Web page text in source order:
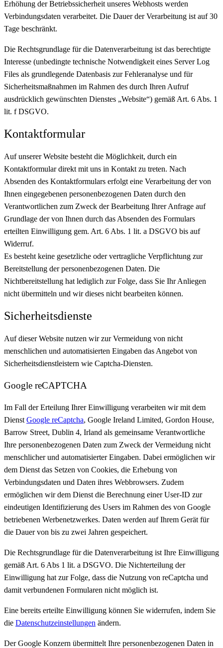
Erhöhung der Betriebssicherheit unseres Webhosts werden
Verbindungsdaten verarbeitet. Die Dauer der Verarbeitung ist auf 30
Tage beschränkt.
Die Rechtsgrundlage für die Datenverarbeitung ist das berechtigte
Interesse (unbedingte technische Notwendigkeit eines Server Log
Files als grundlegende Datenbasis zur Fehleranalyse und für
Sicherheitsmaßnahmen im Rahmen des durch Ihren Aufruf
ausdrücklich gewünschten Dienstes „Website“) gemäß Art. 6 Abs. 1
lit. f DSGVO.
Kontaktformular
Auf unserer Website besteht die Möglichkeit, durch ein
Kontaktformular direkt mit uns in Kontakt zu treten. Nach
Absenden des Kontaktformulars erfolgt eine Verarbeitung der von
Ihnen eingegebenen personenbezogenen Daten durch den
Verantwortlichen zum Zweck der Bearbeitung Ihrer Anfrage auf
Grundlage der von Ihnen durch das Absenden des Formulars
erteilten Einwilligung gem. Art. 6 Abs. 1 lit. a DSGVO bis auf
Widerruf.
Es besteht keine gesetzliche oder vertragliche Verpflichtung zur
Bereitstellung der personenbezogenen Daten. Die
Nichtbereitstellung hat lediglich zur Folge, dass Sie Ihr Anliegen
nicht übermitteln und wir dieses nicht bearbeiten können.
Sicherheitsdienste
Auf dieser Website nutzen wir zur Vermeidung von nicht
menschlichen und automatisierten Eingaben das Angebot von
Sicherheitsdienstleistern wie Captcha-Diensten.
Google reCAPTCHA
Im Fall der Erteilung Ihrer Einwilligung verarbeiten wir mit dem
Dienst Google reCaptcha, Google Ireland Limited, Gordon House,
Barrow Street, Dublin 4, Irland als gemeinsame Verantwortliche
Ihre personenbezogenen Daten zum Zweck der Vermeidung nicht
menschlicher und automatisierter Eingaben. Dabei ermöglichen wir
dem Dienst das Setzen von Cookies, die Erhebung von
Verbindungsdaten und Daten ihres Webbrowsers. Zudem
ermöglichen wir dem Dienst die Berechnung einer User-ID zur
eindeutigen Identifizierung des Users im Rahmen des von Google
betriebenen Werbenetzwerkes. Daten werden auf Ihrem Gerät für
die Dauer von bis zu zwei Jahren gespeichert.
Die Rechtsgrundlage für die Datenverarbeitung ist Ihre Einwilligung
gemäß Art. 6 Abs 1 lit. a DSGVO. Die Nichterteilung der
Einwilligung hat zur Folge, dass die Nutzung von reCaptcha und
damit verbundenen Formularen nicht möglich ist.
Eine bereits erteilte Einwilligung können Sie widerrufen, indem Sie
die Datenschutzeinstellungen ändern.
Der Google Konzern übermittelt Ihre personenbezogenen Daten in